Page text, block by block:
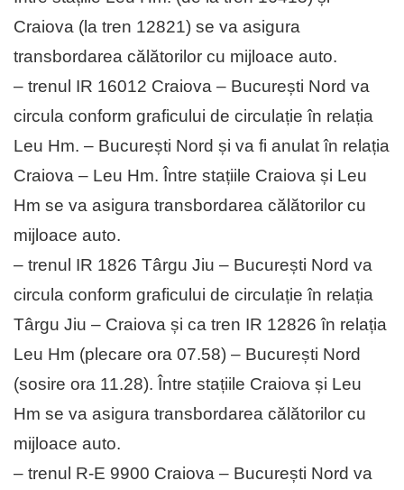
Craiova (la tren 12821) se va asigura
transbordarea călătorilor cu mijloace auto.
– trenul IR 16012 Craiova – București Nord va
circula conform graficului de circulație în relația
Leu Hm. – București Nord și va fi anulat în relația
Craiova – Leu Hm. Între stațiile Craiova și Leu
Hm se va asigura transbordarea călătorilor cu
mijloace auto.
– trenul IR 1826 Târgu Jiu – București Nord va
circula conform graficului de circulație în relația
Târgu Jiu – Craiova și ca tren IR 12826 în relația
Leu Hm (plecare ora 07.58) – București Nord
(sosire ora 11.28). Între stațiile Craiova și Leu
Hm se va asigura transbordarea călătorilor cu
mijloace auto.
– trenul R-E 9900 Craiova – București Nord va